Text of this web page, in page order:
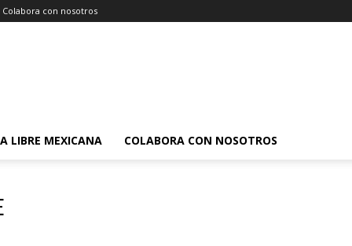
Colabora con nosotros
LIBRE MEXICANA COLABORA CON NOSOTROS